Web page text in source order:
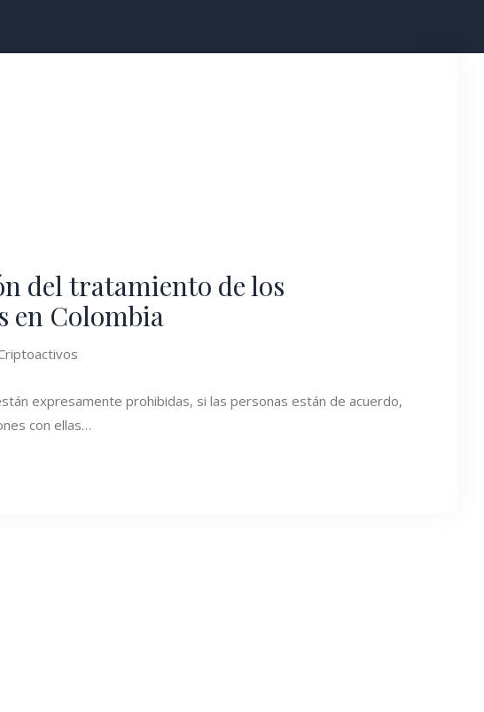
del tratamiento de los
en Colombia
expresamente prohibidas, si las personas están de acuerdo,
con ellas…